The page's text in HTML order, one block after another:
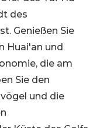
des
Genießen Sie
Huai'an und
die am
Sie den
und die